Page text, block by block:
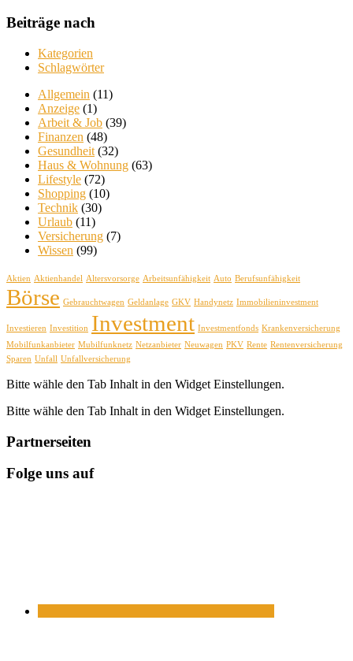
Beiträge nach
Kategorien
Schlagwörter
Allgemein (11)
Anzeige (1)
Arbeit & Job (39)
Finanzen (48)
Gesundheit (32)
Haus & Wohnung (63)
Lifestyle (72)
Shopping (10)
Technik (30)
Urlaub (11)
Versicherung (7)
Wissen (99)
Aktien Aktienhandel Altersvorsorge Arbeitsunfähigkeit Auto Berufsunfähigkeit
Börse Gebrauchtwagen Geldanlage GKV Handynetz Immobilieninvestment
Investieren Investition Investment Investmentfonds Krankenversicherung
Mobilfunkanbieter Mubilfunknetz Netzanbieter Neuwagen PKV Rente Rentenversicherung
Sparen Unfall Unfallversicherung
Bitte wähle den Tab Inhalt in den Widget Einstellungen.
Bitte wähle den Tab Inhalt in den Widget Einstellungen.
Partnerseiten
Folge uns auf